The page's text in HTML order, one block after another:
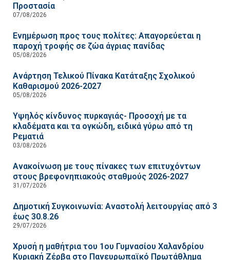
Προστασία
07/08/2026
Ενημέρωση προς τους πολίτες: Απαγορεύεται η
παροχή τροφής σε ζώα άγριας πανίδας
05/08/2026
Ανάρτηση Τελικού Πίνακα Κατάταξης Σχολικού
Καθαρισμού 2026-2027
05/08/2026
Υψηλός κίνδυνος πυρκαγιάς- Προσοχή με τα
κλαδέματα και τα ογκώδη, ειδικά γύρω από τη
Ρεματιά
03/08/2026
Ανακοίνωση με τους πίνακες των επιτυχόντων
στους βρεφονηπιακούς σταθμούς 2026-2027
31/07/2026
Δημοτική Συγκοινωνία: Αναστολή λειτουργίας από 3
έως 30.8.26
29/07/2026
Χρυσή η μαθήτρια του 1ου Γυμνασίου Χαλανδρίου
Κυριακή Ζέρβα στο Πανευρωπαϊκό Πρωτάθλημα